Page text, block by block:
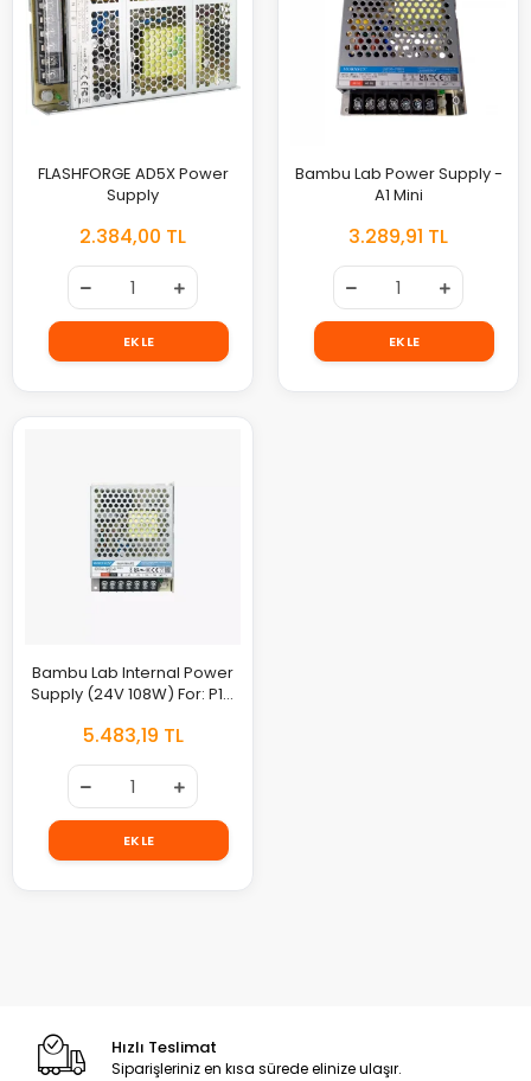
FLASHFORGE AD5X Power
Supply
2.384,00 TL
EKLE
Bambu Lab Power Supply -
A1 Mini
3.289,91 TL
EKLE
Bambu Lab Internal Power
Supply (24V 108W) For: P1P,
5.483,19 TL
EKLE
Hızlı Teslimat
Siparişleriniz en kısa sürede elinize ulaşır.